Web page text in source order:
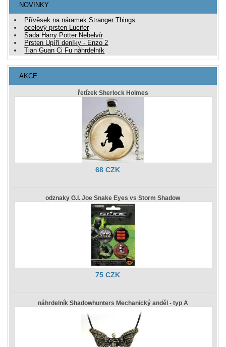
NOVINKY
Přívěsek na náramek Stranger Things
ocelový prsten Lucifer
Sada Harry Potter Nebelvír
Prsten Upíří deníky - Enzo 2
Tian Guan Ci Fu náhrdelník
AKCE
řetízek Sherlock Holmes
68 CZK
odznaky G.I. Joe Snake Eyes vs Storm Shadow
75 CZK
náhrdelník Shadowhunters Mechanický anděl - typ A